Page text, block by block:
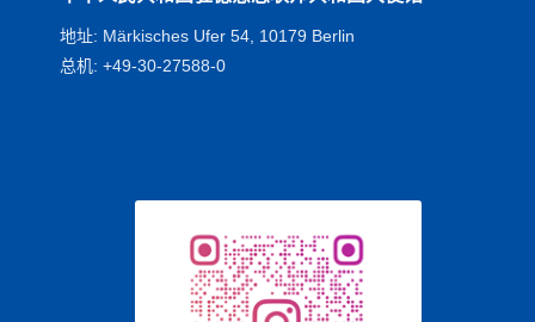
地址: Märkisches Ufer 54, 10179 Berlin
总机: +49-30-27588-0